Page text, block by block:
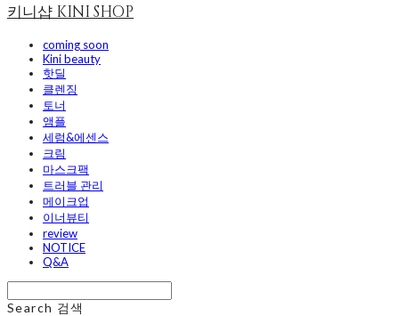
키니샵 KINI SHOP
coming soon
Kini beauty
핫딜
클렌징
토너
앰플
세럼&에센스
크림
마스크팩
트러블 관리
메이크업
이너뷰티
review
NOTICE
Q&A
Search 검색